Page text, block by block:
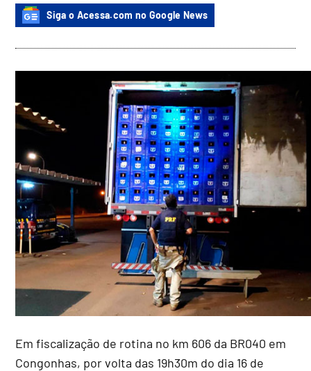
Siga o Acessa.com no Google News
Em fiscalização de rotina no km 606 da BR040 em
Congonhas, por volta das 19h30m do dia 16 de